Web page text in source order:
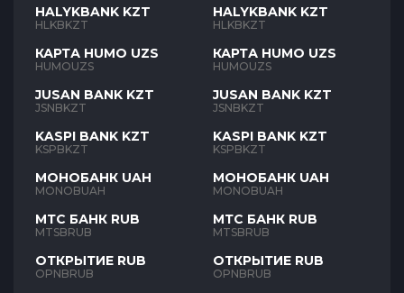
HALYKBANK KZT
HLKBKZT
КАРТА HUMO UZS
HUMOUZS
JUSAN BANK KZT
JSNBKZT
KASPI BANK KZT
KSPBKZT
МОНОБАНК UAH
MONOBUAH
МТС БАНК RUB
MTSBRUB
ОТКРЫТИЕ RUB
OPNBRUB
HALYKBANK KZT
HLKBKZT
КАРТА HUMO UZS
HUMOUZS
JUSAN BANK KZT
JSNBKZT
KASPI BANK KZT
KSPBKZT
МОНОБАНК UAH
MONOBUAH
МТС БАНК RUB
MTSBRUB
ОТКРЫТИЕ RUB
OPNBRUB